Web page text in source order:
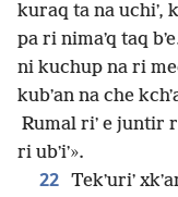
kuraq ta na uchiʼ,
pa ri nimaʼq taq
ni kuchup na ri
kubʼan na che
Rumal riʼ e juntir
ri ubʼiʼ».
22 Tekʼuriʼ